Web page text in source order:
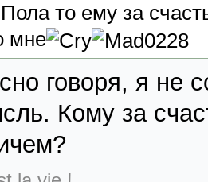
то ему за
мне
говоря, я не
Кому за